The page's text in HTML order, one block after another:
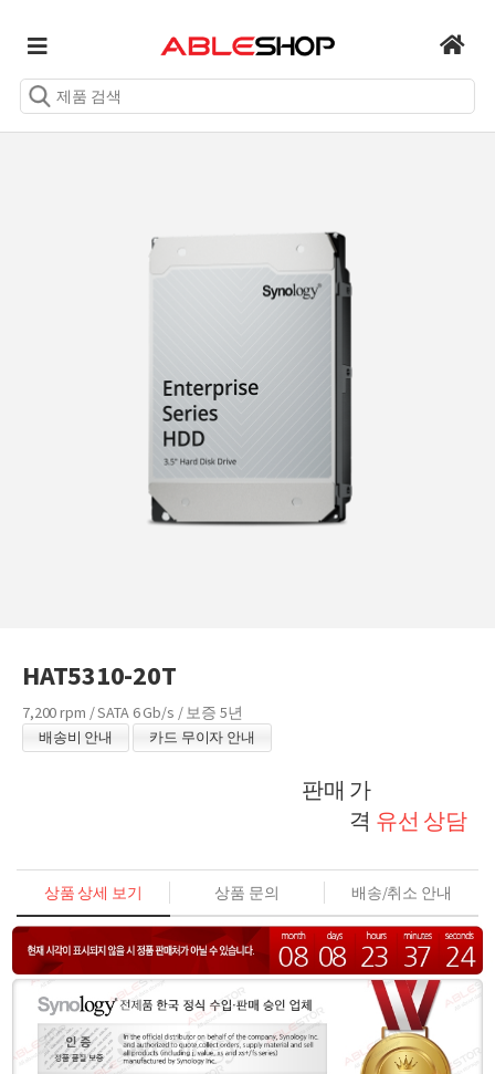
HAT5310-20T
7,200 rpm / SATA 6 Gb/s / 보증 5년
배송비 안내 카드 무이자 안내
판매 가
격 유선 상담
상품 상세 보기 상품 문의 배송/취소 안내